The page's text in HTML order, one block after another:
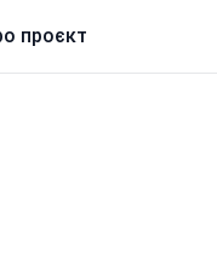
проєкт